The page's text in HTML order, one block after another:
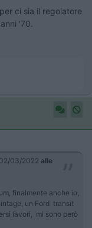
ci sia il regolatore
'70.
02/03/2022 alle
finalmente anche io,
un Ford transit
lavori, mi sono però